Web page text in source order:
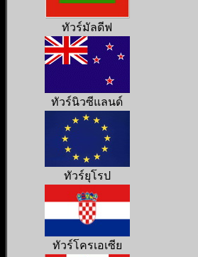
ทัวร์มัลดีฟ
ทัวร์นิวซีแลนด์
ทัวร์ยุโรป
ทัวร์โครเอเซีย